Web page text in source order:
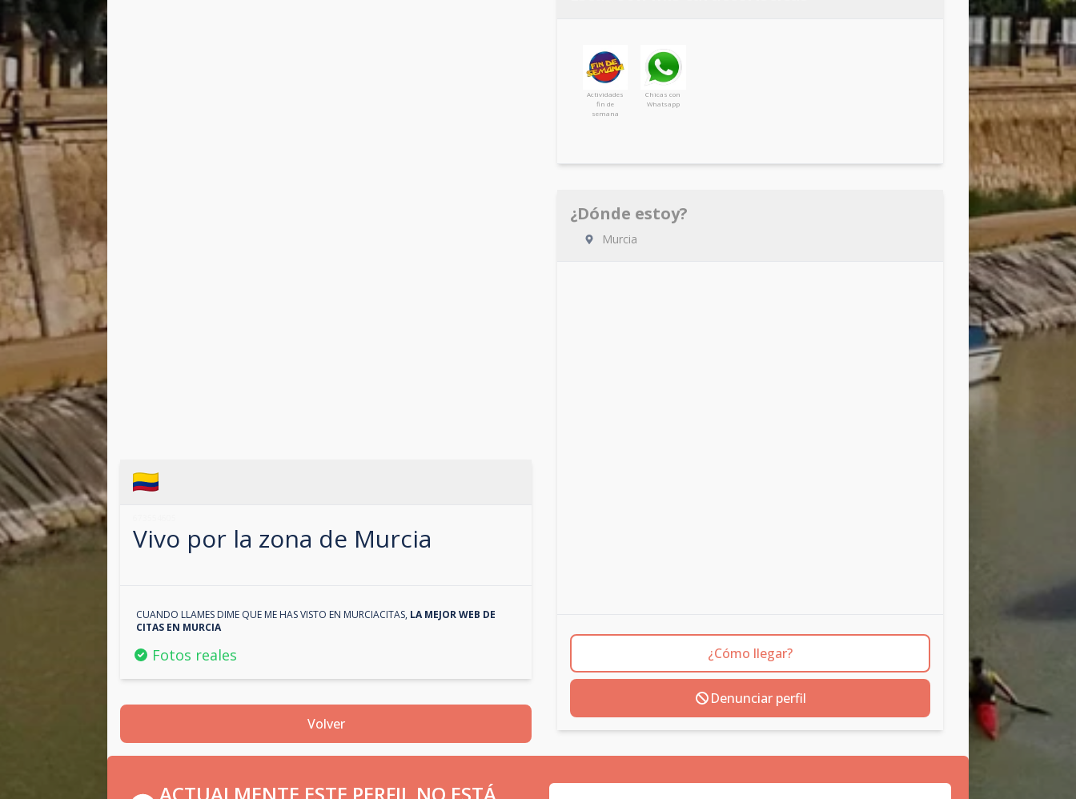
Vivo por la zona de Murcia
CUANDO LLAMES DIME QUE ME HAS VISTO EN MURCIACITAS, LA MEJOR WEB DE
CITAS EN MURCIA
Fotos reales
Volver
Actividades
fin de
semana
Chicas con
Whatsapp
¿Dónde estoy?
Murcia
¿Cómo llegar?
Denunciar perfil